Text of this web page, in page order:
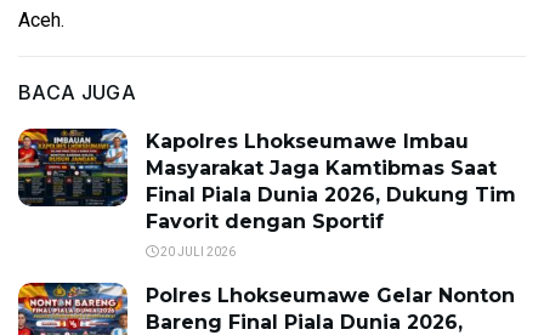
Aceh.
BACA JUGA
Kapolres Lhokseumawe Imbau
Masyarakat Jaga Kamtibmas Saat
Final Piala Dunia 2026, Dukung Tim
Favorit dengan Sportif
20 JULI 2026
Polres Lhokseumawe Gelar Nonton
Bareng Final Piala Dunia 2026,